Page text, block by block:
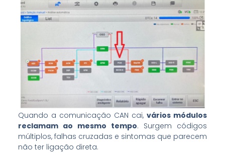
Quando a comunicação CAN cai,vários módulos
reclamam ao mesmo tempo. Surgem códigos
múltiplos, falhas cruzadas e sintomas que parecem
não ter ligação direta.